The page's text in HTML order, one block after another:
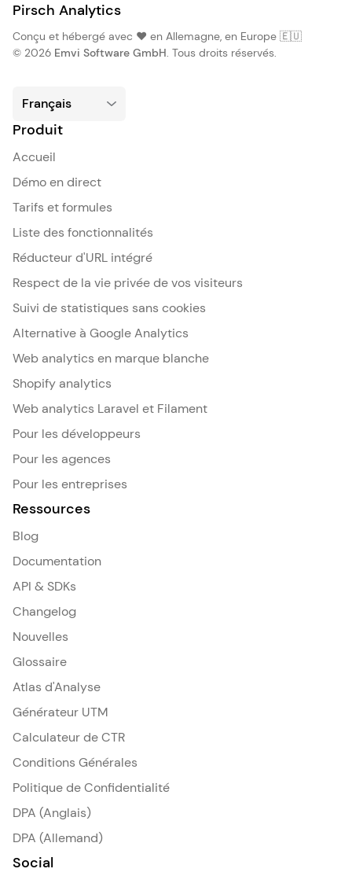
Pirsch Analytics
Conçu et hébergé avec ❤️ en Allemagne, en Europe 🇪🇺
© 2026 Emvi Software GmbH. Tous droits réservés.
Produit
Accueil
Démo en direct
Tarifs et formules
Liste des fonctionnalités
Réducteur d'URL intégré
Respect de la vie privée de vos visiteurs
Suivi de statistiques sans cookies
Alternative à Google Analytics
Web analytics en marque blanche
Shopify analytics
Web analytics Laravel et Filament
Pour les développeurs
Pour les agences
Pour les entreprises
Ressources
Blog
Documentation
API & SDKs
Changelog
Nouvelles
Glossaire
Atlas d'Analyse
Générateur UTM
Calculateur de CTR
Conditions Générales
Politique de Confidentialité
DPA (Anglais)
DPA (Allemand)
Social